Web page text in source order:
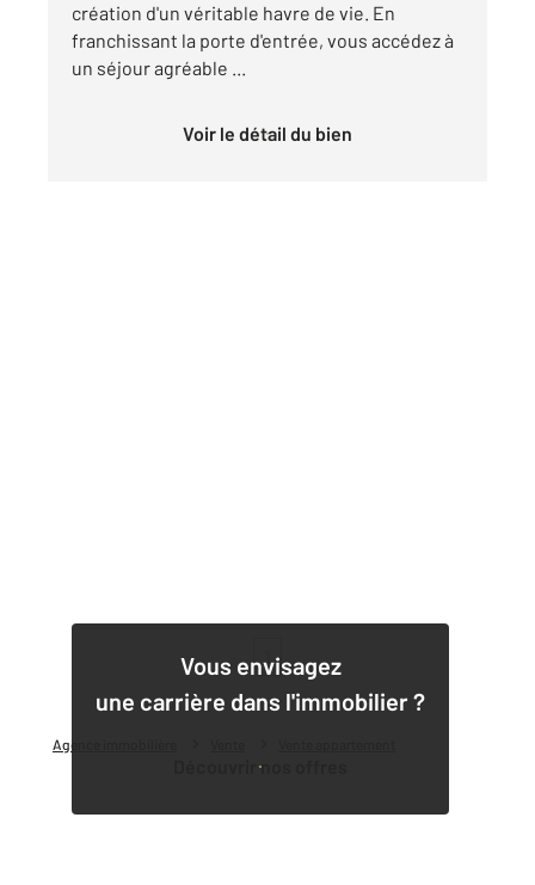
Agence immobilière
création d'un véritable havre de vie. En
franchissant la porte d'entrée, vous accédez à
un séjour agréable ...
Voir le détail du bien
Vous envisagez
une carrière dans l'immobilier ?
Découvrir nos offres
1